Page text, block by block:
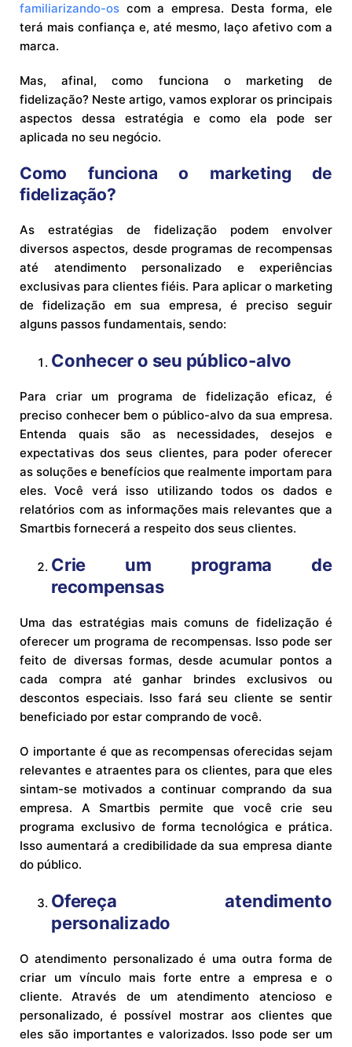
familiarizando-os com a empresa. Desta forma, ele
terá mais confiança e, até mesmo, laço afetivo com a
marca.
Mas, afinal, como funciona o marketing de
fidelização? Neste artigo, vamos explorar os principais
aspectos dessa estratégia e como ela pode ser
aplicada no seu negócio.
Como funciona o marketing de
fidelização?
As estratégias de fidelização podem envolver
diversos aspectos, desde programas de recompensas
até atendimento personalizado e experiências
exclusivas para clientes fiéis. Para aplicar o marketing
de fidelização em sua empresa, é preciso seguir
alguns passos fundamentais, sendo:
Conhecer o seu público-alvo
Para criar um programa de fidelização eficaz, é
preciso conhecer bem o público-alvo da sua empresa.
Entenda quais são as necessidades, desejos e
expectativas dos seus clientes, para poder oferecer
as soluções e benefícios que realmente importam para
eles. Você verá isso utilizando todos os dados e
relatórios com as informações mais relevantes que a
Smartbis fornecerá a respeito dos seus clientes.
Crie um programa de
recompensas
Uma das estratégias mais comuns de fidelização é
oferecer um programa de recompensas. Isso pode ser
feito de diversas formas, desde acumular pontos a
cada compra até ganhar brindes exclusivos ou
descontos especiais. Isso fará seu cliente se sentir
beneficiado por estar comprando de você.
O importante é que as recompensas oferecidas sejam
relevantes e atraentes para os clientes, para que eles
sintam-se motivados a continuar comprando da sua
empresa. A Smartbis permite que você crie seu
programa exclusivo de forma tecnológica e prática.
Isso aumentará a credibilidade da sua empresa diante
do público.
Ofereça atendimento
personalizado
O atendimento personalizado é uma outra forma de
criar um vínculo mais forte entre a empresa e o
cliente. Através de um atendimento atencioso e
personalizado, é possível mostrar aos clientes que
eles são importantes e valorizados. Isso pode ser um